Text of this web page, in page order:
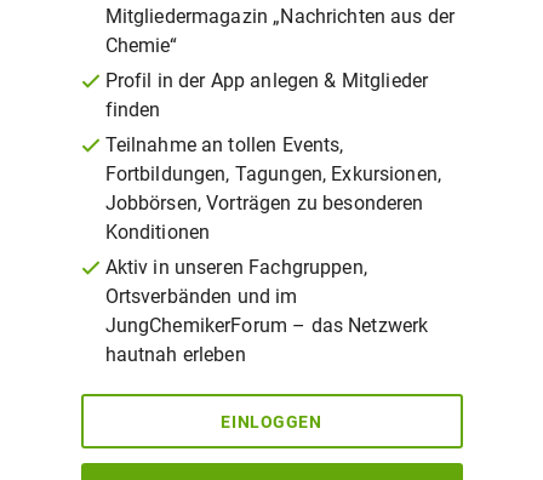
Mitgliedermagazin „Nachrichten aus der
Chemie“
Profil in der App anlegen & Mitglieder
finden
Teilnahme an tollen Events,
Fortbildungen, Tagungen, Exkursionen,
Jobbörsen, Vorträgen zu besonderen
Konditionen
Aktiv in unseren Fachgruppen,
Ortsverbänden und im
JungChemikerForum – das Netzwerk
hautnah erleben
EINLOGGEN